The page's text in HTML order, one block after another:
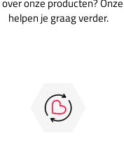
helpen je graag verder.